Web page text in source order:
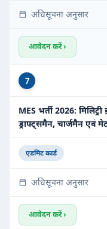
अधिसूचना अनुसार
आवेदन करें ›
7
MES भर्ती 2026:
ड्राफ्ट्समैन, चार्जमैन एवं
एडमिट कार्ड
अधिसूचना अनुसार
आवेदन करें ›